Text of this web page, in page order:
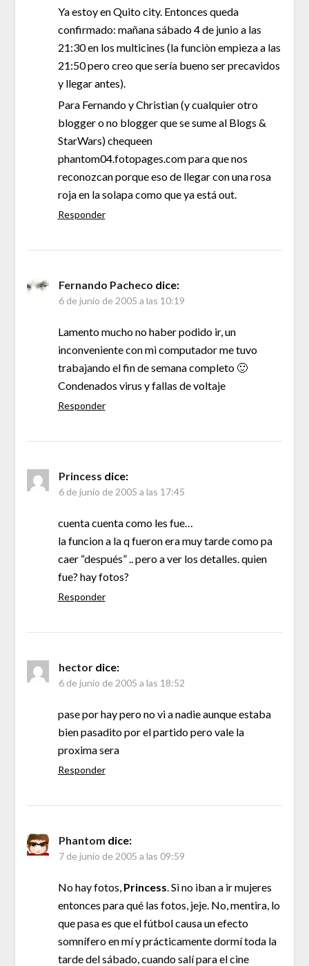
Ya estoy en Quito city. Entonces queda
confirmado: mañana sábado 4 de junio a las
21:30 en los multicines (la funciòn empieza a las
21:50 pero creo que sería bueno ser precavidos
y llegar antes).
Para Fernando y Christian (y cualquier otro
blogger o no blogger que se sume al Blogs &
StarWars) chequeen
phantom04.fotopages.com para que nos
reconozcan porque eso de llegar con una rosa
roja en la solapa como que ya está out.
Responder
Fernando Pacheco dice:
6 de junio de 2005 a las 10:19
Lamento mucho no haber podido ir, un
inconveniente con mi computador me tuvo
trabajando el fin de semana completo 🙂
Condenados virus y fallas de voltaje
Responder
Princess dice:
6 de junio de 2005 a las 17:45
cuenta cuenta como les fue…
la funcion a la q fueron era muy tarde como pa
caer “después” .. pero a ver los detalles. quien
fue? hay fotos?
Responder
hector dice:
6 de junio de 2005 a las 18:52
pase por hay pero no vi a nadie aunque estaba
bien pasadito por el partido pero vale la
proxima sera
Responder
Phantom dice:
7 de junio de 2005 a las 09:59
No hay fotos, Princess. Si no iban a ir mujeres
entonces para qué las fotos, jeje. No, mentira, lo
que pasa es que el fútbol causa un efecto
somnífero en mí y prácticamente dormí toda la
tarde del sábado, cuando salí para el cine